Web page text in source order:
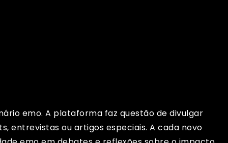
emo. A plataforma faz questão de divulgar
entrevistas ou artigos especiais. A cada novo